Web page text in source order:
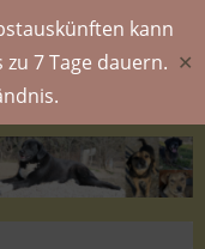
kann
7 Tage dauern. ✕